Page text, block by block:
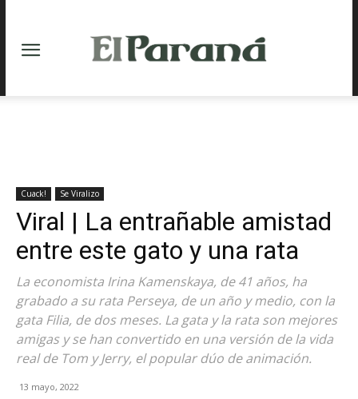
Cuack! Se Viralizo
Viral | La entrañable amistad
entre este gato y una rata
La economista Irina Kamenskaya, de 41 años, ha
grabado a su rata Perseya, de un año y medio, con la
gata Filia, de dos meses. La gata y la rata son mejores
amigas y se han convertido en una versión de la vida
real de Tom y Jerry, el popular dúo de animación.
13 mayo, 2022